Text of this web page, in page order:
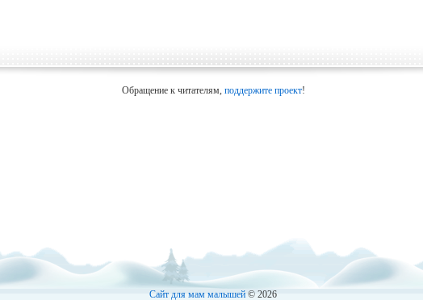
Обращение к читателям, поддержите проект!
Сайт для мам малышей© 2026